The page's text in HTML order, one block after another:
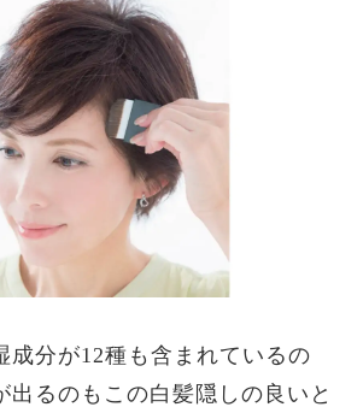
成分が12種も含まれているの
出るのもこの白髪隠しの良いと